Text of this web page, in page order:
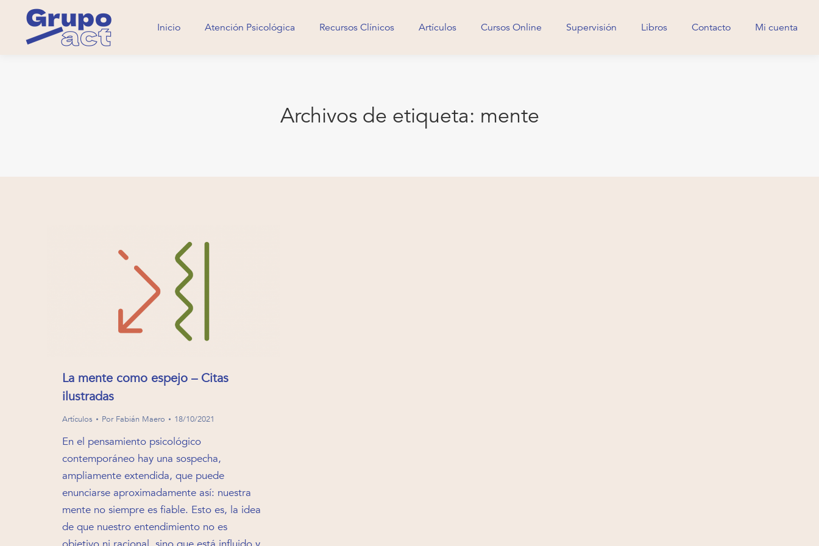
Inicio Atención Psicológica Recursos Clínicos Artículos Cursos Online Supervisión Libros Contacto Mi cuenta
Archivos de etiqueta: mente
La mente como espejo – Citas
ilustradas
Artículos Por Fabián Maero 18/10/2021
En el pensamiento psicológico
contemporáneo hay una sospecha,
ampliamente extendida, que puede
enunciarse aproximadamente así: nuestra
mente no siempre es fiable. Esto es, la idea
de que nuestro entendimiento no es